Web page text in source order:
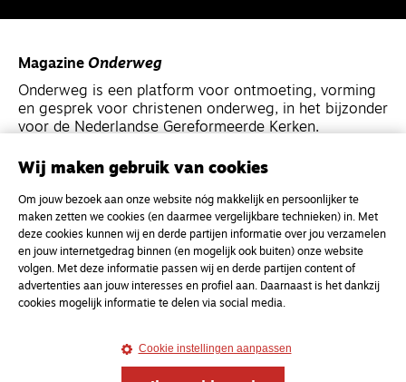
Magazine Onderweg
Onderweg is een platform voor ontmoeting, vorming
en gesprek voor christenen onderweg, in het bijzonder
voor de Nederlandse Gereformeerde Kerken.
MagazineOnderweg
Kvk-nummer 33277063
NL46 INGB 0117 5827 86
info@onderwegonline.nl
Wij maken gebruik van cookies
Om jouw bezoek aan onze website nóg makkelijk en persoonlijker te
maken zetten we cookies (en daarmee vergelijkbare technieken) in. Met
deze cookies kunnen wij en derde partijen informatie over jou verzamelen
en jouw internetgedrag binnen (en mogelijk ook buiten) onze website
volgen. Met deze informatie passen wij en derde partijen content of
advertenties aan jouw interesses en profiel aan. Daarnaast is het dankzij
cookies mogelijk informatie te delen via social media.
Cookie instellingen aanpassen